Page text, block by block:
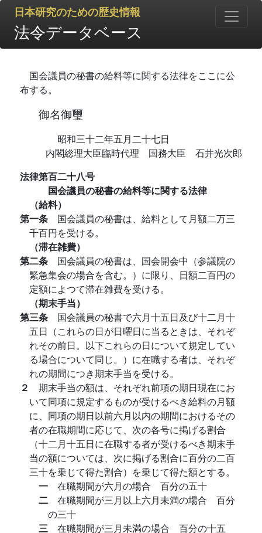
日本研究のための歴史情報
法令データベース
国会議員の秘書の給料等に関する法律をここに公
布する。
御名御璽
昭和三十二年五月二十七日
内閣総理大臣臨時代理 国務大臣 石井光次郎
法律第百二十八号
国会議員の秘書の給料等に関する法律
（給料）
第一条 国会議員の秘書は、給料として月額二万三
千百円を受ける。
（滞在雑費）
第二条 国会議員の秘書は、国会開会中（参議院の
緊急集会の場合を含む。）に限り、日額二百円の
定額によつて滞在雑費を受ける。
（期末手当）
第三条 国会議員の秘書で六月十五日及び十二月十
五日（これらの日が日曜日に当るときは、それぞ
れその前日。以下これらの日について規定してい
る場合について同じ。）に在職する者は、それぞ
れの期間につき期末手当を受ける。
２ 期末手当の額は、それぞれ前項の期日現在にお
いて同項に規定するものが受けるべき給料の月額
に、同項の期日以前六月以内の期間におけるその
者の在職期間に応じて、次の各号に掲げる割合
（十二月十五日に在職する者が受けるべき期末手
当の額については、次に掲げる割合に百分の二百
三十を乗じて得た割合）を乗じて得た額とする。
一 在職期間が六月の場合 百分の五十
二 在職期間が三月以上六月未満の場合 百分
の三十
三 在職期間が三月未満の場合 百分の十五